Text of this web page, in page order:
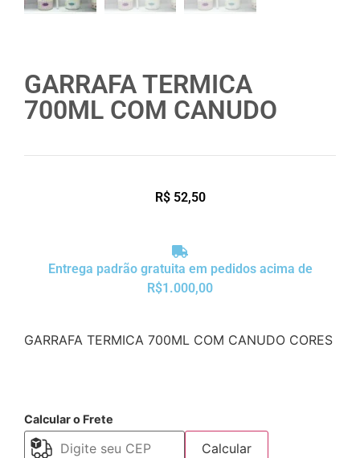
GARRAFA TERMICA
700ML COM CANUDO
R$52,50
Entrega padrão gratuita em pedidos acima de
R$1.000,00
GARRAFA TERMICA 700ML COM CANUDO CORES
Calcular o Frete
Calcular